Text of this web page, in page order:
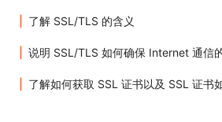
了解 SSL/TLS 的含义
说明 SSL/TLS 如何确保 Internet 通信
了解如何获取 SSL 证书以及 SSL 证书